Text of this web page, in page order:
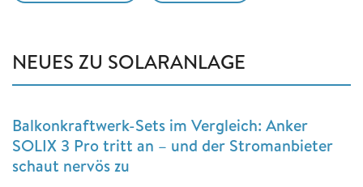
NEUES ZU SOLARANLAGE
Balkonkraftwerk-Sets im Vergleich: Anker
SOLIX 3 Pro tritt an – und der Stromanbieter
schaut nervös zu